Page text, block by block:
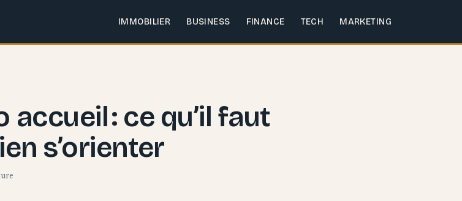
IMMOBILIER BUSINESS FINANCE TECH MARKETING
accueil : ce qu’il faut
s’orienter